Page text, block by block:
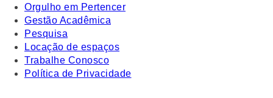
Orgulho em Pertencer
Gestão Acadêmica
Pesquisa
Locação de espaços
Trabalhe Conosco
Política de Privacidade